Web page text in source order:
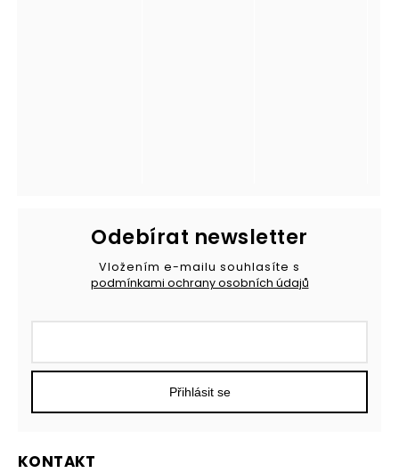
KONTAKT
Odebírat newsletter
Vložením e-mailu souhlasíte s
podmínkami ochrany osobních údajů
Přihlásit se